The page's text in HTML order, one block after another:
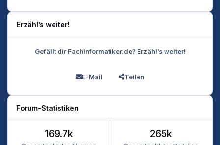
Erzähl’s weiter!
Gefällt dir Fachinformatiker.de? Erzähl’s weiter!
E-Mail Teilen
Forum-Statistiken
169.7k 265k